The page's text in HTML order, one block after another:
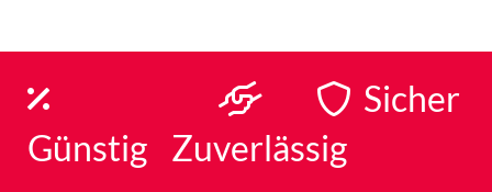
Günstig Zuverlässig
Sicher